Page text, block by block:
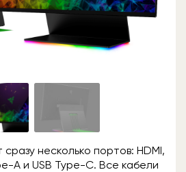
несколько портов: HDMI,
A и USB Type-C. Все кабели